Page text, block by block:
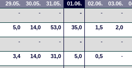
29.05. 30.05. 31.05. 01.06. 02.06. 03.06.
- - - - - -
5,0 14,0 53,0 35,0 1,5 2,0
- - - - - -
3,4 14,0 31,0 5,0 0,5 -